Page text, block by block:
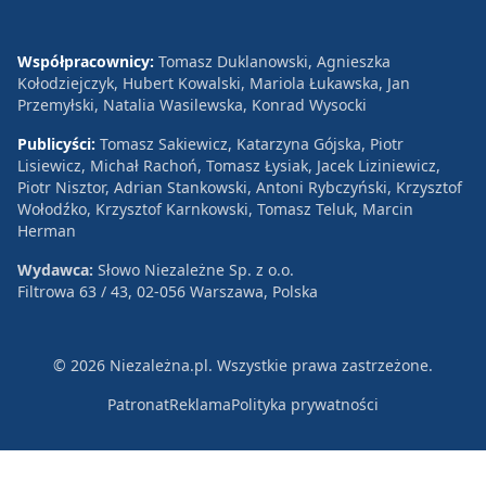
Współpracownicy: Tomasz Duklanowski, Agnieszka
Kołodziejczyk, Hubert Kowalski, Mariola Łukawska, Jan
Przemyłski, Natalia Wasilewska, Konrad Wysocki
Publicyści: Tomasz Sakiewicz, Katarzyna Gójska, Piotr
Lisiewicz, Michał Rachoń, Tomasz Łysiak, Jacek Liziniewicz,
Piotr Nisztor, Adrian Stankowski, Antoni Rybczyński, Krzysztof
Wołodźko, Krzysztof Karnkowski, Tomasz Teluk, Marcin
Herman
Wydawca: Słowo Niezależne Sp. z o.o.
Filtrowa 63 / 43, 02-056 Warszawa, Polska
© 2026 Niezależna.pl. Wszystkie prawa zastrzeżone.
PatronatReklamaPolityka prywatności